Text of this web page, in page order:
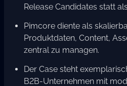
Release Candidates statt
Pimcore diente als
Produktdaten, Content,
zentral zu managen.
Der Case steht
B2B-Unternehmen mit